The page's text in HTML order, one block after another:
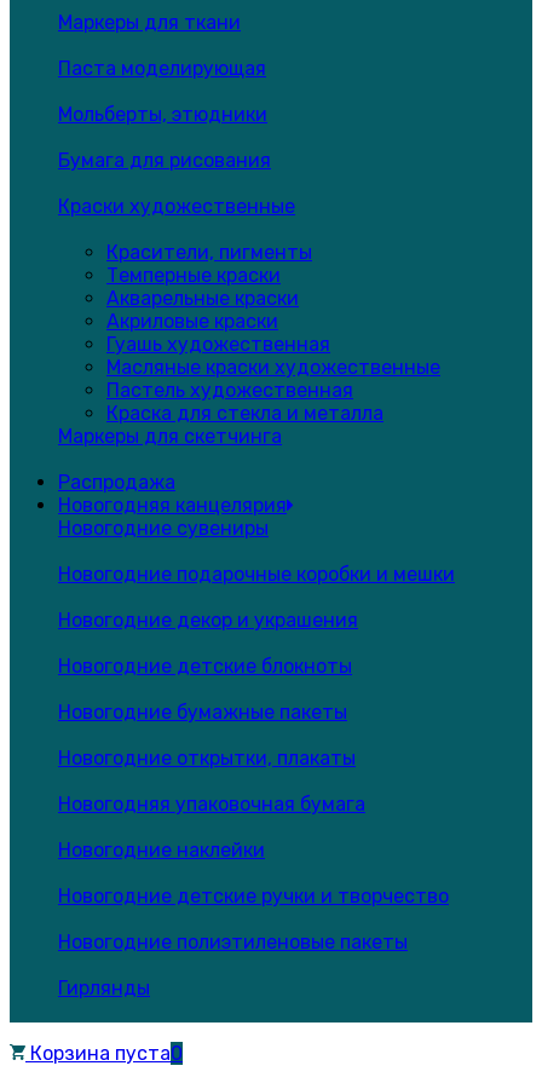
Маркеры для ткани
Паста моделирующая
Мольберты, этюдники
Бумага для рисования
Краски художественные
Красители, пигменты
Темперные краски
Акварельные краски
Акриловые краски
Гуашь художественная
Масляные краски художественные
Пастель художественная
Краска для стекла и металла
Маркеры для скетчинга
Распродажа
Новогодняя канцелярия
Новогодние сувениры
Новогодние подарочные коробки и мешки
Новогодние декор и украшения
Новогодние детские блокноты
Новогодние бумажные пакеты
Новогодние открытки, плакаты
Новогодняя упаковочная бумага
Новогодние наклейки
Новогодние детские ручки и творчество
Новогодние полиэтиленовые пакеты
Гирлянды
Корзина пуста0